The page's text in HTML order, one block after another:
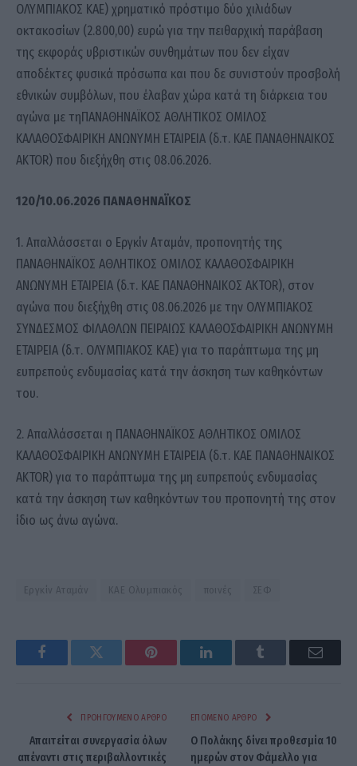
ΟΛΥΜΠΙΑΚΟΣ ΚΑΕ) χρηματικό πρόστιμο δύο χιλιάδων
οκτακοσίων (2.800,00) ευρώ για την πειθαρχική παράβαση
της εκφοράς υβριστικών συνθημάτων που δεν είχαν
αποδέκτες φυσικά πρόσωπα και που δε συνιστούν προσβολή
εθνικών συμβόλων, που έλαβαν χώρα κατά τη διάρκεια του
αγώνα με τηΠΑΝΑΘΗΝΑΪΚΟΣ ΑΘΛΗΤΙΚΟΣ ΟΜΙΛΟΣ
ΚΑΛΑΘΟΣΦΑΙΡΙΚΗ ΑΝΩΝΥΜΗ ΕΤΑΙΡΕΙΑ (δ.τ. ΚΑΕ ΠΑΝΑΘΗΝΑΙΚΟΣ
AKTOR) που διεξήχθη στις 08.06.2026.
120/10.06.2026 ΠΑΝΑΘΗΝΑΪΚΟΣ
1. Απαλλάσσεται ο Εργκίν Αταμάν, προπονητής της
ΠΑΝΑΘΗΝΑΪΚΟΣ ΑΘΛΗΤΙΚΟΣ ΟΜΙΛΟΣ ΚΑΛΑΘΟΣΦΑΙΡΙΚΗ
ΑΝΩΝΥΜΗ ΕΤΑΙΡΕΙΑ (δ.τ. ΚΑΕ ΠΑΝΑΘΗΝΑΙΚΟΣ AKTOR), στον
αγώνα που διεξήχθη στις 08.06.2026 με την ΟΛΥΜΠΙΑΚΟΣ
ΣΥΝΔΕΣΜΟΣ ΦΙΛΑΘΛΩΝ ΠΕΙΡΑΙΩΣ ΚΑΛΑΘΟΣΦΑΙΡΙΚΗ ΑΝΩΝΥΜΗ
ΕΤΑΙΡΕΙΑ (δ.τ. ΟΛΥΜΠΙΑΚΟΣ ΚΑΕ) για το παράπτωμα της μη
ευπρεπούς ενδυμασίας κατά την άσκηση των καθηκόντων
του.
2. Απαλλάσσεται η ΠΑΝΑΘΗΝΑΪΚΟΣ ΑΘΛΗΤΙΚΟΣ ΟΜΙΛΟΣ
ΚΑΛΑΘΟΣΦΑΙΡΙΚΗ ΑΝΩΝΥΜΗ ΕΤΑΙΡΕΙΑ (δ.τ. ΚΑΕ ΠΑΝΑΘΗΝΑΙΚΟΣ
AKTOR) για το παράπτωμα της μη ευπρεπούς ενδυμασίας
κατά την άσκηση των καθηκόντων του προπονητή της στον
ίδιο ως άνω αγώνα.
Εργκίν Αταμάν ΚΑΕ Ολυμπιακός ποινές ΣΕΦ
FacebookTwitter Pinterest LinkedInTumblr Email
ΠΡΟΗΓΟΎΜΕΝΟ ΆΡΘΡΟ
Απαιτείται συνεργασία όλων
απέναντι στις περιβαλλοντικές
ΕΠΌΜΕΝΟ ΆΡΘΡΟ
Ο Πολάκης δίνει προθεσμία 10
ημερών στον Φάμελλο για